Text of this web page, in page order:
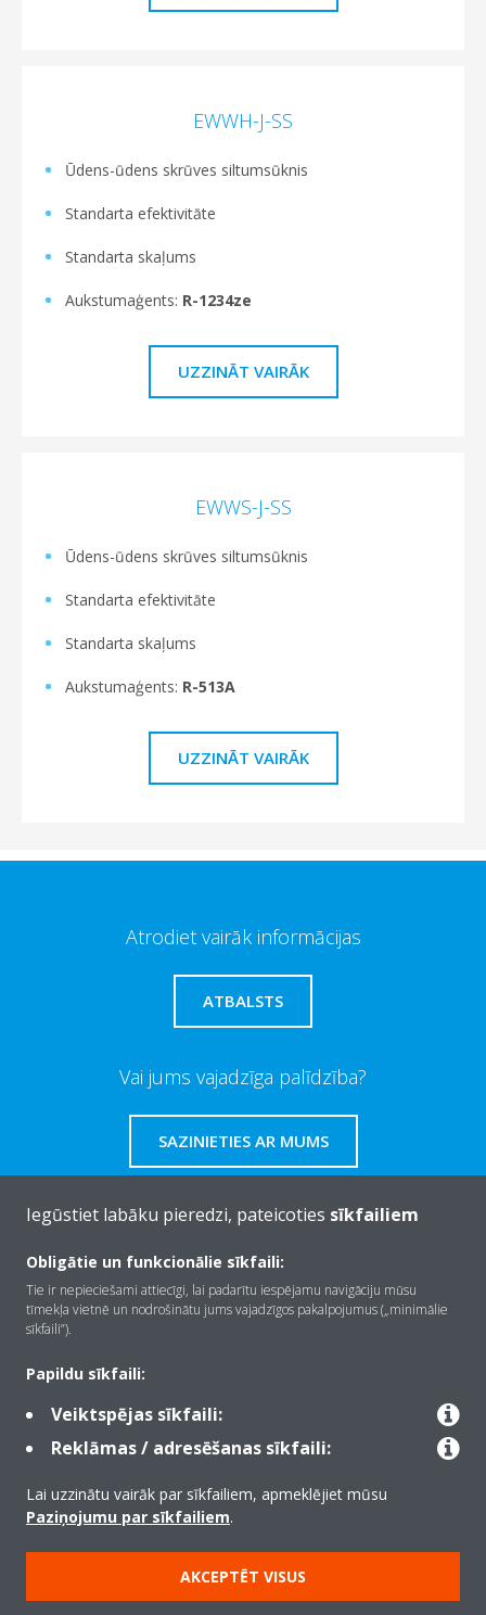
EWWH-J-SS
Ūdens-ūdens skrūves siltumsūknis
Standarta efektivitāte
Standarta skaļums
Aukstumaģents: R-1234ze
UZZINĀT VAIRĀK
EWWS-J-SS
Ūdens-ūdens skrūves siltumsūknis
Standarta efektivitāte
Standarta skaļums
Aukstumaģents: R-513A
UZZINĀT VAIRĀK
Atrodiet vairāk informācijas
ATBALSTS
Vai jums vajadzīga palīdzība?
SAZINIETIES AR MUMS
Par Daikin
Produkti
Copyright © Daikin
Iegūstiet labāku pieredzi, pateicoties sīkfailiem
Obligātie un funkcionālie sīkfaili:
Tie ir nepieciešami attiecīgi, lai padarītu iespējamu navigāciju mūsu
tīmekļa vietnē un nodrošinātu jums vajadzīgos pakalpojumus („minimālie
sīkfaili”).
Papildu sīkfaili:
Veiktspējas sīkfaili:
Reklāmas / adresēšanas sīkfaili:
Lai uzzinātu vairāk par sīkfailiem, apmeklējiet mūsu
Paziņojumu par sīkfailiem.
AKCEPTĒT VISUS